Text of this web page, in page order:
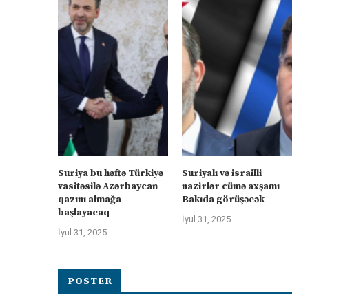
Suriya bu həftə Türkiyə
vasitəsilə Azərbaycan
qazını almağa
başlayacaq
İyul 31, 2025
Suriyalı və israilli
nazirlər cümə axşamı
Bakıda görüşəcək
İyul 31, 2025
POSTER